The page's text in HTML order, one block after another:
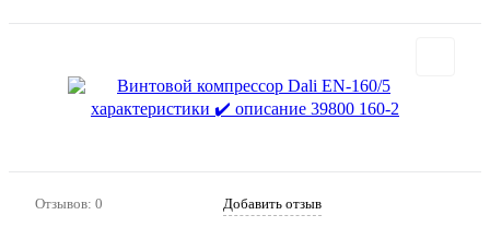
Отзывов: 0 Добавить отзыв